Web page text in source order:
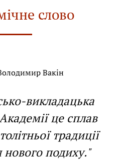
слово
викладацька
це сплав
традиції
нового подиху."